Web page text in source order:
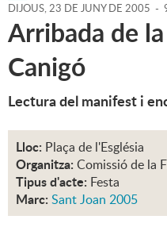
DIJOUS,23 DE JUNY DE 2005 -
Arribada de
Canigó
Lectura del manifest i
Lloc: Plaça de l'Església
Organitza: Comissió de la
Tipus d'acte: Festa
Marc: Sant Joan 2005